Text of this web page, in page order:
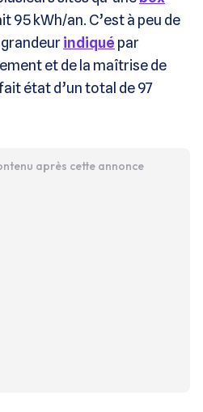
95 kWh/an. C’est à peu de
indiqué par
et de la maîtrise de
état d’un total de 97
après cette annonce